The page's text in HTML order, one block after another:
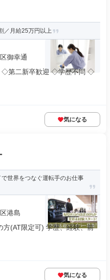
／月給25万円以上
御幸通
◇第二新卒歓迎 ◇学歴不問 ◇
気になる
世界をつなぐ運転手のお仕事
港島
(AT限定可) 学歴、経験、前
気になる